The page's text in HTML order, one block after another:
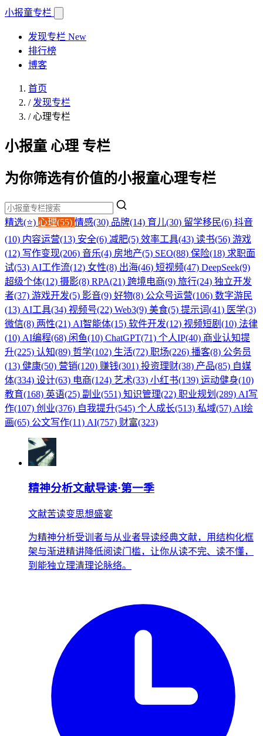
小报童专栏
发现专栏 New
排行榜
博客
首页
/ 发现专栏
/心理专栏
小报童 心理 专栏
为你筛选有价值的小报童心理专栏
精选(⭐) 心理(55) 情感(30) 品牌(14) 育儿(30) 留学移民(6) 抖音
(10) 内容运营(13) 安全(6) 减肥(5) 效率工具(43) 读书(56) 游戏
(12) 写作变现(206) 音乐(4) 房地产(5) SEO(88) 保险(18) 求职面
试(53) AI工作流(12) 女性(8) 出海(46) 短视频(47) DeepSeek(9)
超级个体(12) 摄影(8) RPA(21) 跨境电商(9) 旅行(24) 独立开发
者(37) 游戏开发(5) 影音(9) 好物(8) 公众号运营(106) 数字游民
(13) AI工具(34) 视频号(22) Web3(9) 美食(5) 提示词(41) 医学(3)
微信(8) 两性(21) AI智能体(15) 软件开发(12) 视频短剧(10) 法律
(10) AI编程(68) 闲鱼(10) ChatGPT(71) 个人IP(40) 商业认知提
升(225) 认知(89) 哲学(102) 生活(72) 职场(226) 播客(8) 公务员
(13) 健康(50) 营销(120) 赚钱(301) 投资理财(38) 产品(85) 自媒
体(334) 设计(63) 电商(124) 艺术(33) 小红书(139) 运动健身(10)
教育(168) 英语(25) 副业(551) 知识管理(22) 职业规划(289) AI写
作(107) 创业(376) 自我提升(545) 个人成长(513) 私域(57) AI绘
画(65) 公文写作(11) AI(757) 财富(323)
精神分析文献导读·第一季
文献苦读变思想盛宴
为精神分析受训者与从业者导读经典文献，用结构化框
架与渐进精讲降低阅读门槛，让你从读不完、读不懂，
到能独立理清理论脉络。